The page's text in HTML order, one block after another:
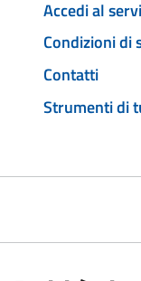
Accedi al
Condizioni di
Contatti
Strumenti di